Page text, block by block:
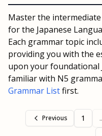
Master the
for the Japanese
Each grammar topic
providing you with the
upon your foundational
familiar with N5
Grammar Listfirst.
Previous 1